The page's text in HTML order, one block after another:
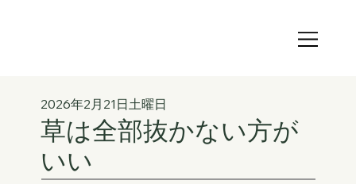
2026年2月21日土曜日
草は全部抜かない方が
いい